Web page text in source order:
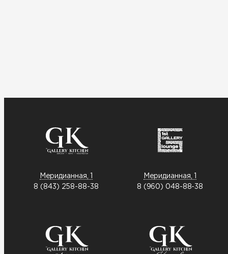
Меридианная, 1
8 (843) 258-88-38
Меридианная, 1
8 (960) 048-88-38